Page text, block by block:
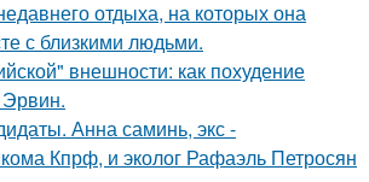
отдыха, на которых она
с близкими людьми.
внешности: как похудение
Анна саминь, экс -
Кпрф, и эколог Рафаэль Петросян